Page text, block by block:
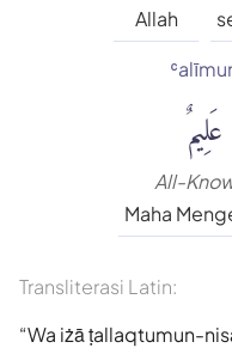
Allah
عَلِيمٌ
All-
Maha
Transliterasi Latin:
Wa iżā ṭallaqtumun-